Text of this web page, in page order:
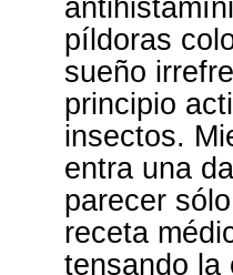
píldoras
sueño
principio
insectos.
entra una
parecer
receta
tensando la